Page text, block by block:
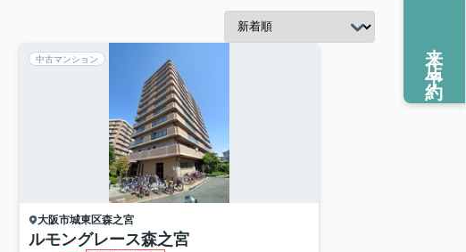
中古マンション
大阪市城東区森之宮
ルモングレース森之宮
来店予約